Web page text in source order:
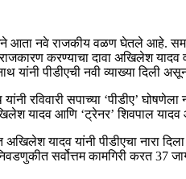
आता नवे राजकीय वळण घेतले आहे.
करण्याचा दावा अखिलेश यादव
यांनी पीडीएची नवी व्याख्या दिली
रविवारी सपाच्या ‘पीडीए’
यादव आणि ‘ट्रेनर’ शिवपाल
यादव यांनी पीडीएचा नारा
सर्वोत्तम कामगिरी करत